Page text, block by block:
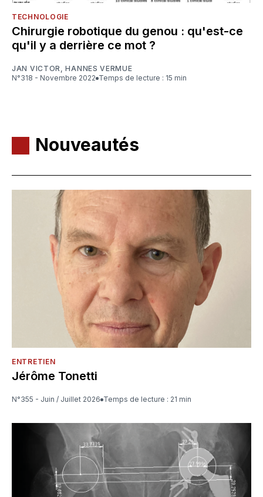
TECHNOLOGIE
Chirurgie robotique du genou : qu'est-ce
qu'il y a derrière ce mot ?
JAN VICTOR,HANNES VERMUE
N°318 - Novembre 2022
Temps de lecture : 15 min
Nouveautés
ENTRETIEN
Jérôme Tonetti
N°355 - Juin / Juillet 2026 Temps de lecture : 21 min